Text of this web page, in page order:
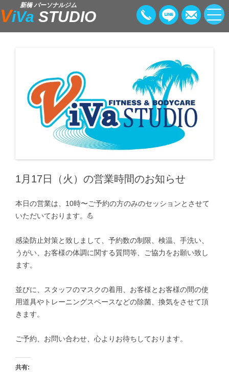
新橋 パーソナルジム
ViVa STUDIO
1月17日（火）の営業時間のお知らせ
本日の営業は、10時〜ご予約の方のみのセッションとさせて
いただいております。💪
感染防止対策と致しまして、予約数の制限、検温、手洗い、
うがい、お客様の体調に関する質問等、ご協力をお願い致し
ます。
並びに、スタッフのマスクの着用、お客様とお客様の間の使
用道具やトレーニングスペースなどの除菌、換気をさせて頂
きます。
ご予約、お問い合わせ、心よりお待ちしております。
共有: